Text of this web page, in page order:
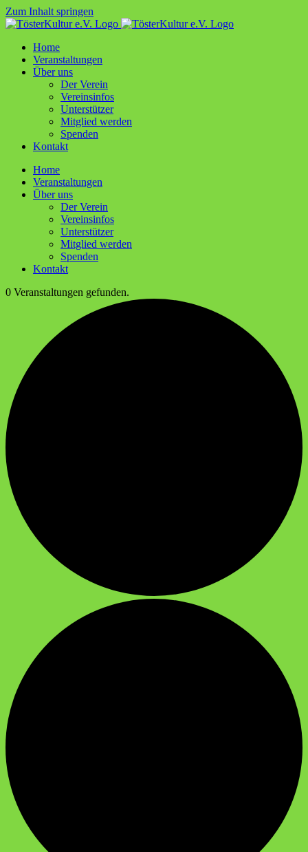
Zum Inhalt springen
Home
Ver­an­stal­tun­gen
Über uns
Der Ver­ein
Ver­ein­sin­fos
Unter­stüt­zer
Mit­glied werden
Spen­den
Kon­takt
Home
Ver­an­stal­tun­gen
Über uns
Der Ver­ein
Ver­ein­sin­fos
Unter­stüt­zer
Mit­glied werden
Spen­den
Kon­takt
0 Veranstaltungen gefunden.